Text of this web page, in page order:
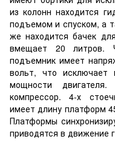
из колонн находится
подъемом и спуском, а
же находится бачек
вмещает 20 литров.
подъемник имеет
вольт, что исключает
мощности
компрессор. 4-х
имеет длину платформ
Платформы
приводятся в движение